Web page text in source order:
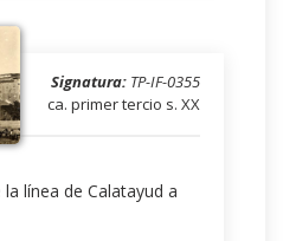
Signatura: TP-IF-0355
ca. primer tercio s. XX
línea de Calatayud a